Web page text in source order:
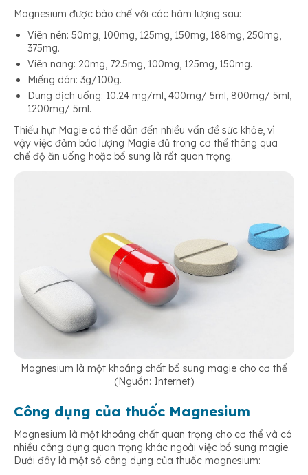
Magnesium được bào chế với các hàm lượng sau:
Viên nén: 50mg, 100mg, 125mg, 150mg, 188mg, 250mg,
375mg.
Viên nang: 20mg, 72.5mg, 100mg, 125mg, 150mg.
Miếng dán: 3g/100g.
Dung dịch uống: 10.24 mg/ml, 400mg/ 5ml, 800mg/ 5ml,
1200mg/ 5ml.
Thiếu hụt Magie có thể dẫn đến nhiều vấn đề sức khỏe, vì
vậy việc đảm bảo lượng Magie đủ trong cơ thể thông qua
chế độ ăn uống hoặc bổ sung là rất quan trọng.
Magnesium là một khoáng chất bổ sung magie cho cơ thể
(Nguồn: Internet)
Công dụng của thuốc Magnesium
Magnesium là một khoáng chất quan trọng cho cơ thể và có
nhiều công dụng quan trọng khác ngoài việc bổ sung magie.
Dưới đây là một số công dụng của thuốc magnesium: